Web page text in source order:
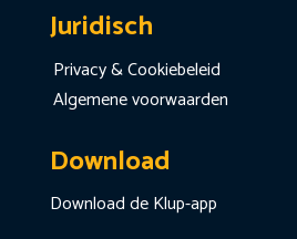
Juridisch
Privacy & Cookiebeleid
Algemene voorwaarden
Download
Download de Klup-app